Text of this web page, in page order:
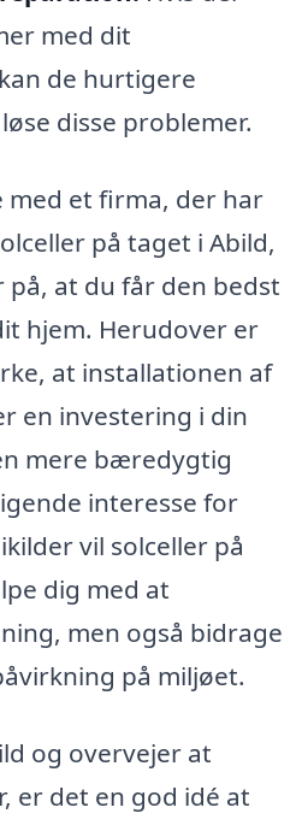
med dit
de hurtigere
disse problemer.
med et firma, der har
på taget i Abild,
at du får den bedst
hjem. Herudover er
at installationen af
en investering i din
mere bæredygtig
interesse for
vil solceller på
dig med at
men også bidrage
på miljøet.
og overvejer at
er det en god idé at